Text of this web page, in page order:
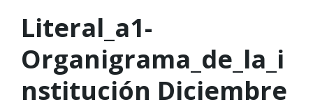
Literal_a1-
Organigrama_de_la_i
nstitución Diciembre